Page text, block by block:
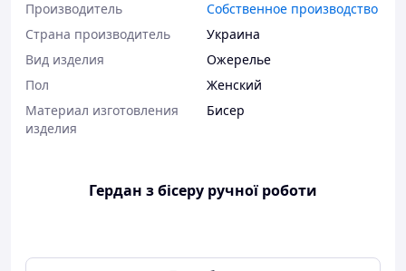
Производитель
Собственное производство
Страна производитель
Украина
Вид изделия
Ожерелье
Пол
Женский
Материал изготовления
изделия
Бисер
Гердан з бісеру ручної роботи